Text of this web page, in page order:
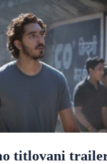
titlovani